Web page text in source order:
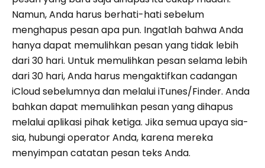
Namun, Anda harus berhati-hati sebelum
menghapus pesan apa pun. Ingatlah bahwa Anda
hanya dapat memulihkan pesan yang tidak lebih
dari 30 hari. Untuk memulihkan pesan selama lebih
dari 30 hari, Anda harus mengaktifkan cadangan
iCloud sebelumnya dan melalui iTunes/Finder. Anda
bahkan dapat memulihkan pesan yang dihapus
melalui aplikasi pihak ketiga. Jika semua upaya sia-
sia, hubungi operator Anda, karena mereka
menyimpan catatan pesan teks Anda.